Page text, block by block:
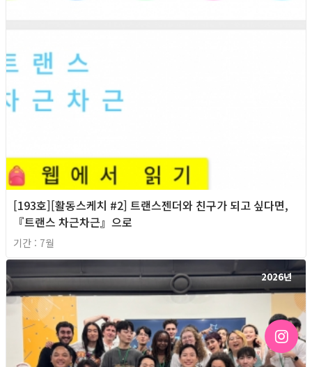
[193호][활동스케치 #2] 트랜스젠더와 친구가 되고 싶다면,
『트랜스 차근차근』으로
기간 : 7월
2026년